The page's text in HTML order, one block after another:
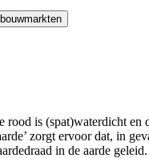
is (spat)waterdicht
zorgt ervoor dat, in
in de aarde geleid.